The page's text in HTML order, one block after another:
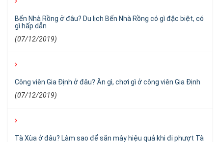
Bến Nhà Rồng ở đâu? Du lịch Bến Nhà Rồng có gì đặc biệt, có
gì hấp dẫn
(07/12/2019)
Công viên Gia Định ở đâu? Ăn gì, chơi gì ở công viên Gia Định
(07/12/2019)
Tà Xùa ở đâu? Làm sao để săn mây hiệu quả khi đi phượt Tà